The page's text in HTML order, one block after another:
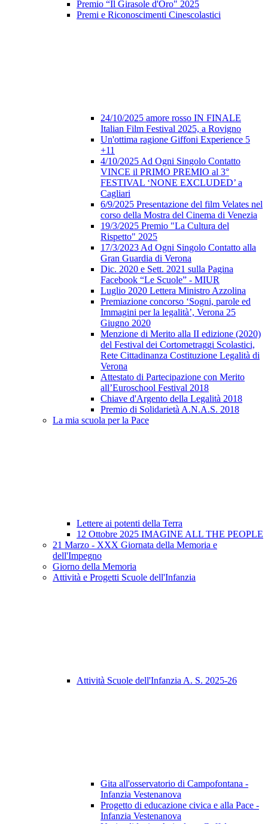
Premio “Il Girasole d'Oro" 2025
Premi e Riconoscimenti Cinescolastici
24/10/2025 amore rosso IN FINALE
Italian Film Festival 2025, a Rovigno
Un'ottima ragione Giffoni Experience 5
+11
4/10/2025 Ad Ogni Singolo Contatto
VINCE il PRIMO PREMIO al 3°
FESTIVAL ‘NONE EXCLUDED’ a
Cagliari
6/9/2025 Presentazione del film Velates nel
corso della Mostra del Cinema di Venezia
19/3/2025 Premio "La Cultura del
Rispetto" 2025
17/3/2023 Ad Ogni Singolo Contatto alla
Gran Guardia di Verona
Dic. 2020 e Sett. 2021 sulla Pagina
Facebook “Le Scuole” - MIUR
Luglio 2020 Lettera Ministro Azzolina
Premiazione concorso ‘Sogni, parole ed
Immagini per la legalità’, Verona 25
Giugno 2020
Menzione di Merito alla II edizione (2020)
del Festival dei Cortometraggi Scolastici,
Rete Cittadinanza Costituzione Legalità di
Verona
Attestato di Partecipazione con Merito
all’Euroschool Festival 2018
Chiave d'Argento della Legalità 2018
Premio di Solidarietà A.N.A.S. 2018
La mia scuola per la Pace
Lettere ai potenti della Terra
12 Ottobre 2025 IMAGINE ALL THE PEOPLE
21 Marzo - XXX Giornata della Memoria e
dell'Impegno
Giorno della Memoria
Attività e Progetti Scuole dell'Infanzia
Attività Scuole dell'Infanzia A. S. 2025-26
Gita all'osservatorio di Campofontana -
Infanzia Vestenanova
Progetto di educazione civica e alla Pace -
Infanzia Vestenanova